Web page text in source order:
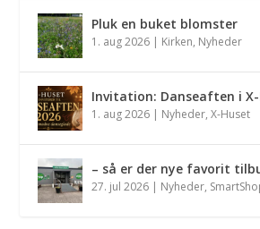
Pluk en buket blomster
1. aug 2026 | Kirken, Nyheder
Invitation: Danseaften i
1. aug 2026 | Nyheder,X-Huset
– så er der nye favorit
27. jul 2026 | Nyheder,